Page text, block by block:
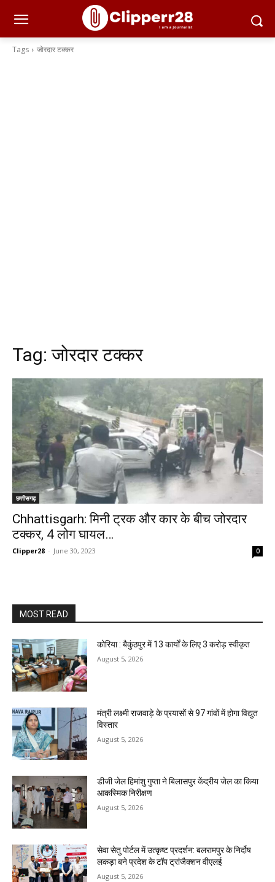
Tags जोरदार टक्कर
Tag:जोरदार टक्कर
छत्तीसगढ़
Chhattisgarh: मिनी ट्रक और कार के बीच जोरदार
टक्कर, 4 लोग घायल…
Clipper28 - June 30, 2023 0
MOST READ
कोरिया : बैकुंठपुर में 13 कार्यों के लिए 3 करोड़ स्वीकृत
August 5, 2026
मंत्री लक्ष्मी राजवाड़े के प्रयासों से 97 गांवों में होगा विद्युत
विस्तार
August 5, 2026
डीजी जेल हिमांशु गुप्ता ने बिलासपुर केंद्रीय जेल का किया
आकस्मिक निरीक्षण
August 5, 2026
सेवा सेतु पोर्टल में उत्कृष्ट प्रदर्शन: बलरामपुर के निर्दोष
लकड़ा बने प्रदेश के टॉप ट्रांजैक्शन वीएलई
August 5, 2026